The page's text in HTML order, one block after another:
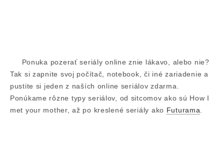
Ponuka pozerať seriály online znie lákavo, alebo nie?
Tak si zapnite svoj počítač, notebook, či iné zariadenie a
pustite si jeden z naších online seriálov zdarma.
Ponúkame rôzne typy seriálov, od sitcomov ako sú How I
met your mother, až po kreslené seriály ako Futurama